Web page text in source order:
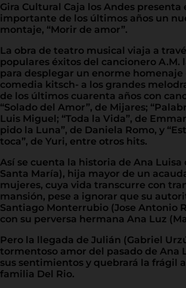
Gira Cultural Caja los Andes presenta
importante de los últimos años un
montaje, “Morir de amor”.
La obra de teatro musical viaja a
populares éxitos del cancionero
para desplegar un enorme homenaje
comedia kitsch- a los grandes
de los últimos cuarenta años con
“Solado del Amor”, de Mijares;
Luis Miguel; “Toda la Vida”, de
pido la Luna”, de Daniela Romo, y
toca”, de Yuri, entre otros hits.
Así se cuenta la historia de Ana Luisa
Santa María), hija mayor de un
mujeres, cuya vida transcurre con
mansión, pese a ignorar que su
Santiago Monterrubio (Jose Antonio
con su perversa hermana Ana Luz
Pero la llegada de Julián (Gabriel
tormentoso amor del pasado de Ana
sus sentimientos y quebrará la frágil
familia Del Rio.